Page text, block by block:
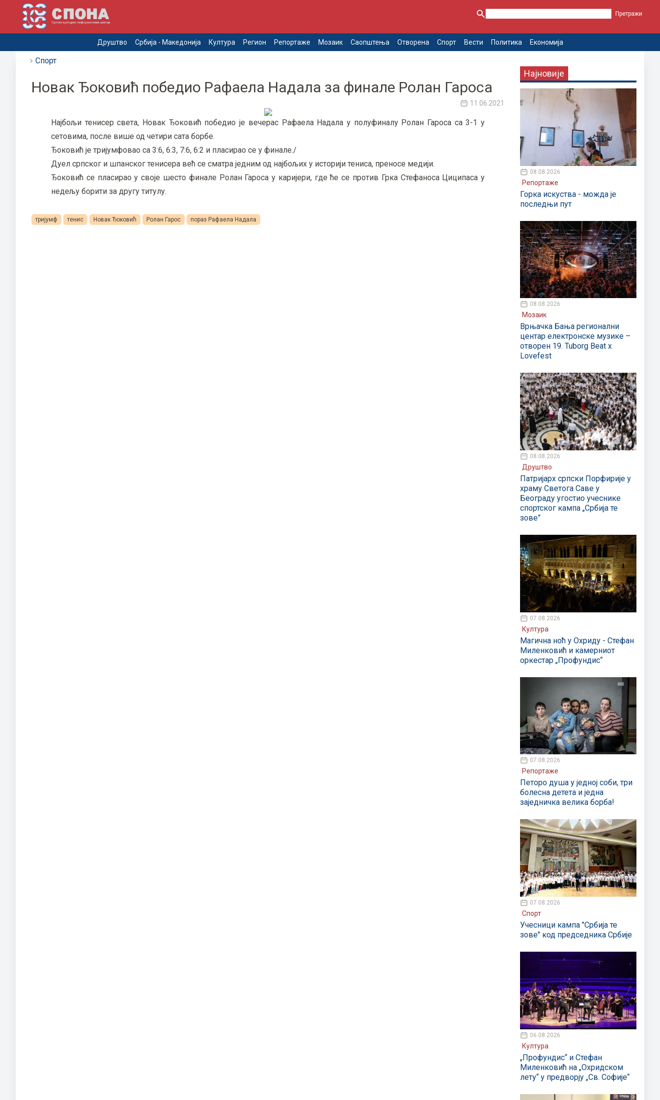
Друштво Србија - Македонија Култура Регион Репортаже Мозаик Саопштења Отворена Спорт Вести Политика Економија
Спорт
Новак Ђоковић победио Рафаела Надала за финале Ролан Гароса
11.06.2021
Најбољи тенисер света, Новак Ђоковић победио је вечерас Рафаела Надала у полуфиналу Ролан Гароса са 3-1 у
сетовима, после више од четири сата борбе.
Ђоковић је тријумфовао са 3:6, 6:3, 7:6, 6:2 и пласирао се у финале./
Дуел српског и шпанског тенисера већ се сматра једним од најбољих у историји тениса, преносе медији.
Ђоковић се пласирао у своје шесто финале Ролан Гароса у каријери, где ће се против Грка Стефаноса Циципаса у
недељу борити за другу титулу.
тријумф тенис Новак Ђоковић Ролан Гарос пораз Рафаела Надала
Најновије
08.08.2026
Репортаже
Горка искуства - можда је
последњи пут
08.08.2026
Мозаик
Врњачка Бања регионални
центар електронске музике –
отворен 19. Tuborg Beat x
Lovefest
08.08.2026
Друштво
Патријарх српски Порфирије у
храму Светога Саве у
Београду угостио учеснике
спортског кампа „Србија те
зове”
07.08.2026
Култура
Магична ноћ у Охриду - Стефан
Миленковић и камерниот
оркестар „Профундис“
07.08.2026
Репортаже
Петоро душа у једној соби, три
болесна детета и једна
заједничка велика борба!
07.08.2026
Спорт
Учесници кампа "Србија те
зове" код председника Србије
06.08.2026
Култура
„Профундис“ и Стефан
Миленковић на „Охридском
лету“ у предворју „Св. Софије“